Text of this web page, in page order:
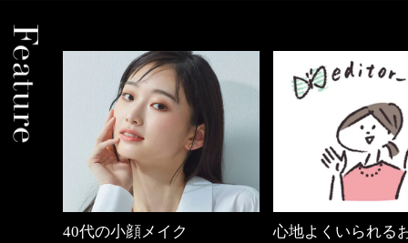
40代の小顔メイク
心地よくいられる